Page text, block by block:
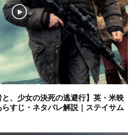
と、少女の決死の逃避行】英・米映
すじ・ネタバレ解説｜ステイサム